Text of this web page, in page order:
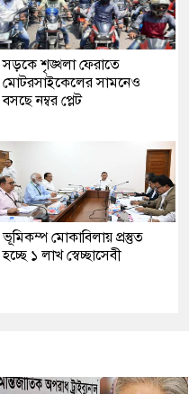
সড়কে শৃঙ্খলা ফেরাতে
মোটরসাইকেলের সামনেও
বসছে নম্বর প্লেট
ভূমিকম্প মোকাবিলায় প্রস্তুত
হচ্ছে ১ লাখ স্বেচ্ছাসেবী